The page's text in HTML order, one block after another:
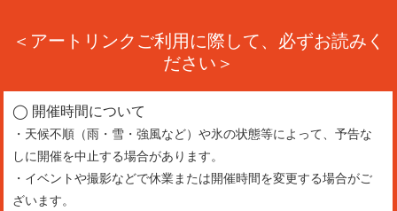
＜アートリンクご利用に際して、必ずお読みく
ださい＞
◯ 開催時間について
・天候不順（雨・雪・強風など）や氷の状態等によって、予告な
しに開催を中止する場合があります。
・イベントや撮影などで休業または開催時間を変更する場合がご
ざいます。